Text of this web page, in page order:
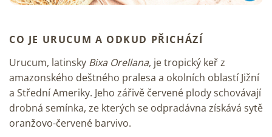
CO JE URUCUM A ODKUD PŘICHÁZÍ
Urucum, latinsky Bixa Orellana, je tropický keř z
amazonského deštného pralesa a okolních oblastí Jižní
a Střední Ameriky. Jeho zářivě červené plody schovávají
drobná semínka, ze kterých se odpradávna získává sytě
oranžovo-červené barvivo.